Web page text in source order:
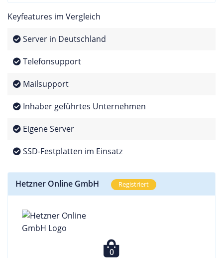
Keyfeatures im Vergleich
Server in Deutschland
Telefonsupport
Mailsupport
Inhaber geführtes Unternehmen
Eigene Server
SSD-Festplatten im Einsatz
Hetzner Online GmbH Registriert
0